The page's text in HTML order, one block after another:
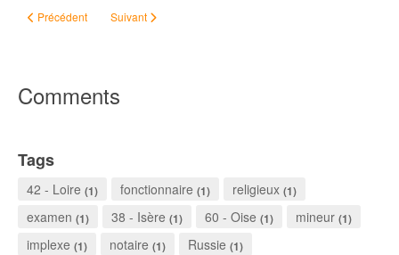
Article précédent : Raccomodeur de porcelaine
Précédent Article suivant : Les Bretons et la justice
Suivant
Comments
Tags
42 - Loire (1) fonctionnaire (1) religieux (1)
examen (1) 38 - Isère (1) 60 - Oise (1) mineur (1)
implexe (1) notaire (1) Russie (1)